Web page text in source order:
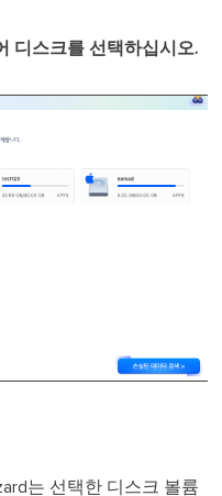
디스크를 선택하십시오.
는 선택한 디스크 볼륨